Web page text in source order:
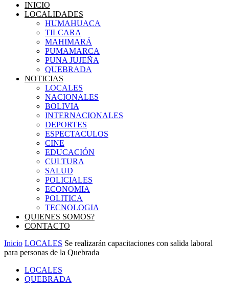
INICIO
LOCALIDADES
HUMAHUACA
TILCARA
MAHIMARÁ
PUMAMARCA
PUNA JUJEÑA
QUEBRADA
NOTICIAS
LOCALES
NACIONALES
BOLIVIA
INTERNACIONALES
DEPORTES
ESPECTACULOS
CINE
EDUCACIÓN
CULTURA
SALUD
POLICIALES
ECONOMIA
POLITICA
TECNOLOGIA
QUIENES SOMOS?
CONTACTO
Inicio LOCALES Se realizarán capacitaciones con salida laboral
para personas de la Quebrada
LOCALES
QUEBRADA